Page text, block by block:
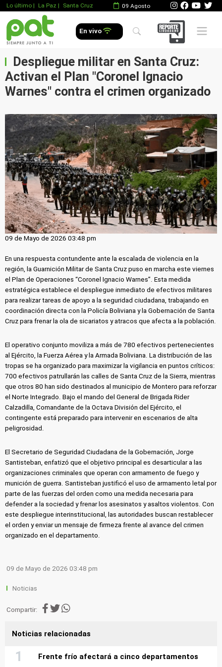
Lo último | La Paz | Santa Cruz 09 Agosto
En vivo Mobile
Despliegue militar en Santa Cruz:
Activan el Plan "Coronel Ignacio
Warnes" contra el crimen organizado
09 de Mayo de 2026 03:48 pm
En una respuesta contundente ante la escalada de violencia en la
región, la Guarnición Militar de Santa Cruz puso en marcha este viernes
el Plan de Operaciones “Coronel Ignacio Warnes”. Esta medida
estratégica establece el despliegue inmediato de efectivos militares
para realizar tareas de apoyo a la seguridad ciudadana, trabajando en
coordinación directa con la Policía Boliviana y la Gobernación de Santa
Cruz para frenar la ola de sicariatos y atracos que afecta a la población.
El operativo conjunto moviliza a más de 780 efectivos pertenecientes
al Ejército, la Fuerza Aérea y la Armada Boliviana. La distribución de las
tropas se ha organizado para maximizar la vigilancia en puntos críticos:
700 efectivos patrullarán las calles de Santa Cruz de la Sierra, mientras
que otros 80 han sido destinados al municipio de Montero para reforzar
el Norte Integrado. Bajo el mando del General de Brigada Rider
Calzadilla, Comandante de la Octava División del Ejército, el
contingente está preparado para intervenir en escenarios de alta
peligrosidad.
El Secretario de Seguridad Ciudadana de la Gobernación, Jorge
Santisteban, enfatizó que el objetivo principal es desarticular a las
organizaciones criminales que operan con armamento de fuego y
munición de guerra. Santisteban justificó el uso de armamento letal por
parte de las fuerzas del orden como una medida necesaria para
defender a la sociedad y frenar los asesinatos y asaltos violentos. Con
este despliegue interinstitucional, las autoridades buscan restablecer
el orden y enviar un mensaje de firmeza frente al avance del crimen
organizado en el departamento.
09 de Mayo de 2026 03:48 pm
Noticias
Compartir:
Noticias relacionadas
Frente frío afectará a cinco departamentos